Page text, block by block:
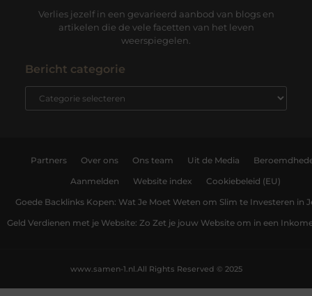
Verlies jezelf in een gevarieerd aanbod van blogs en
artikelen die de vele facetten van het leven
weerspiegelen.
Bericht categorie
Partners Over ons Ons team Uit de Media
Aanmelden Website index Cookiebeleid (EU)
Goede Backlinks Kopen: Wat Je Moet Weten om Slim te Investeren in
Geld Verdienen met je Website: Zo Zet je jouw Website om in een
All Rights Reserved © 2025
www.samen-1.nl.